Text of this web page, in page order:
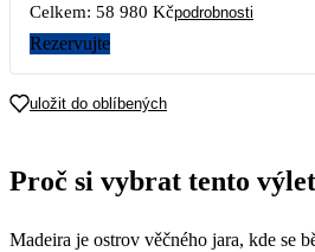
Celkem: 58 980 Kčpodrobnosti
Rezervujte
uložit do oblíbených
Proč si vybrat tento
Madeira je ostrov věčného jara, kde se